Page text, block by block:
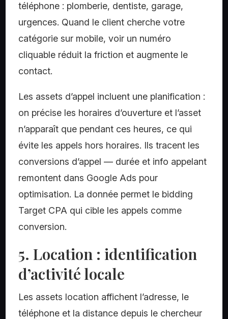
téléphone : plomberie, dentiste, garage,
urgences. Quand le client cherche votre
catégorie sur mobile, voir un numéro
cliquable réduit la friction et augmente le
contact.
Les assets d’appel incluent une planification :
on précise les horaires d’ouverture et l’asset
n’apparaît que pendant ces heures, ce qui
évite les appels hors horaires. Ils tracent les
conversions d’appel — durée et info appelant
remontent dans Google Ads pour
optimisation. La donnée permet le bidding
Target CPA qui cible les appels comme
conversion.
5. Location : identification
d’activité locale
Les assets location affichent l’adresse, le
téléphone et la distance depuis le chercheur